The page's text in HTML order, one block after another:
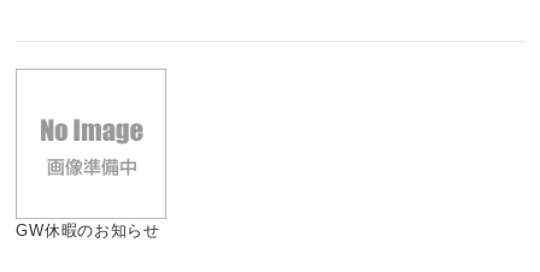
GW休暇のお知らせ